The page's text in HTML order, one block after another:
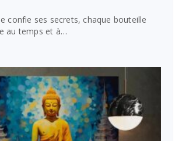
confie ses secrets, chaque bouteille
au temps et à…